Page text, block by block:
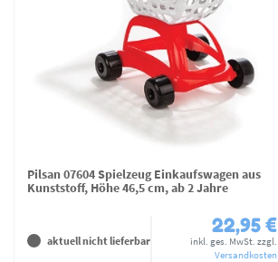
Pilsan 07604 Spielzeug Einkaufswagen aus
Kunststoff, Höhe 46,5 cm, ab 2 Jahre
aktuell nicht lieferbar
22,95 €
inkl. ges. MwSt. zzgl.
Versandkosten